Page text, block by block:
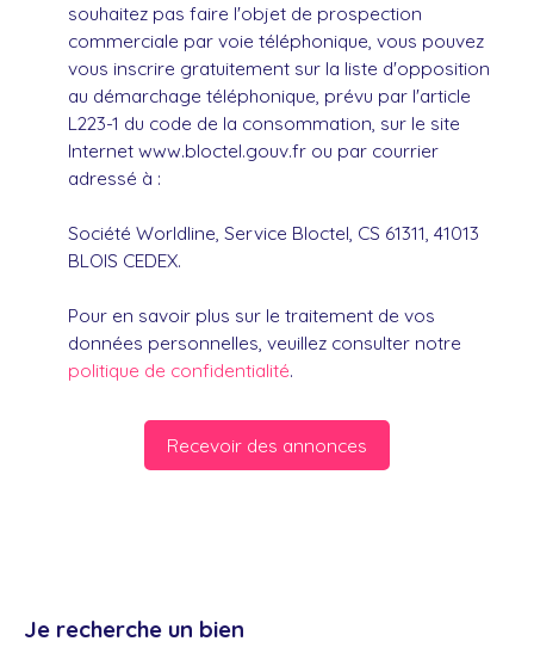
souhaitez pas faire l'objet de prospection
commerciale par voie téléphonique, vous pouvez
vous inscrire gratuitement sur la liste d'opposition
au démarchage téléphonique, prévu par l'article
L223-1 du code de la consommation, sur le site
Internet www.bloctel.gouv.fr ou par courrier
adressé à :
Société Worldline, Service Bloctel, CS 61311, 41013
BLOIS CEDEX.
Pour en savoir plus sur le traitement de vos
données personnelles, veuillez consulter notre
politique de confidentialité.
Recevoir des annonces
Je recherche un bien